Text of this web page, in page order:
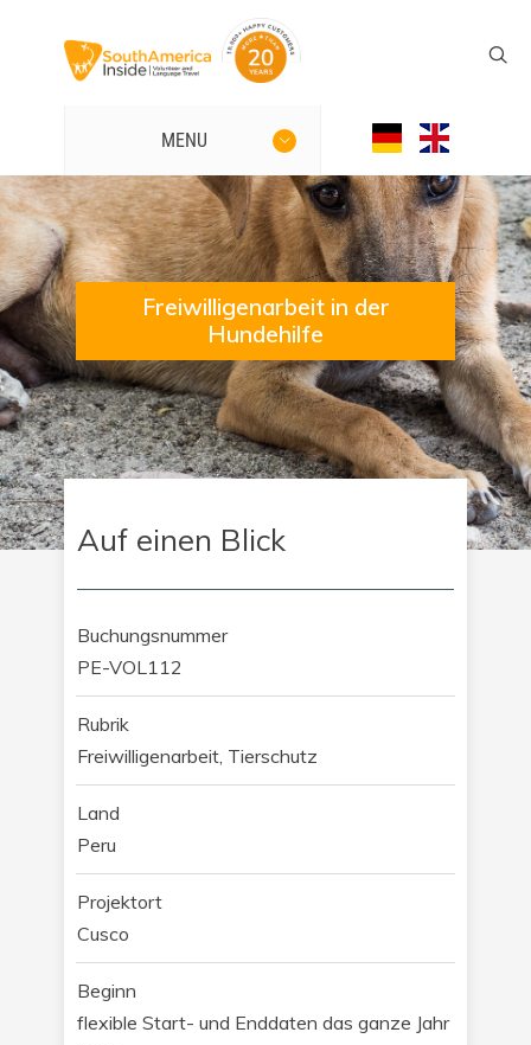
MENU
Freiwilligenarbeit in der
Hundehilfe
Auf einen Blick
Buchungsnummer
PE-VOL112
Rubrik
Freiwilligenarbeit, Tierschutz
Land
Peru
Projektort
Cusco
Beginn
flexible Start- und Enddaten das ganze Jahr